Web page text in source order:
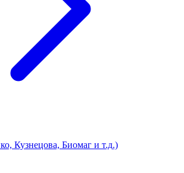
Кузнецова, Биомаг и т.д.)